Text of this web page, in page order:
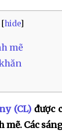
hide]
mẽ
(CL)được
Các